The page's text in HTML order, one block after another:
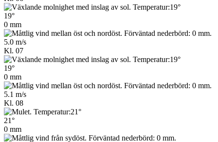
19°
0 mm
5.0 m/s
Kl. 07
19°
0 mm
5.1 m/s
Kl. 08
21°
0 mm